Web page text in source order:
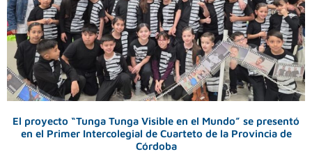
El proyecto “Tunga Tunga Visible en el Mundo” se presentó
en el Primer Intercolegial de Cuarteto de la Provincia de
Córdoba